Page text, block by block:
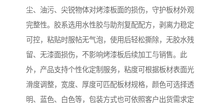
尘、油污、尖锐物体对烤漆板面的损伤，守护板材外观
完整性。胶系选用水性胶与助剂复配配方，剥离力稳定
可控，粘贴时服帖无气泡，使用后轻松撕除，无胶水残
留、无漆面损伤，不影响烤漆板后续加工与销售。此
外，产品支持个性化定制服务，粘度可根据板材表面光
滑度调整，宽度、厚度可匹配板材规格，颜色可选择透
明、蓝色、白色等，包装方式也可依照客户出货需求定